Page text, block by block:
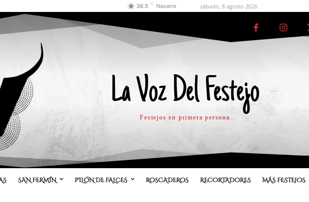
36.5 C Navarre sábado, 8 agosto 2026
La Voz Del Festejo
Festejos en primera persona
SAN FERMÍN PILÓN DE FALCES ROSCADEROS RECORTADORES MÁS FESTEJOS